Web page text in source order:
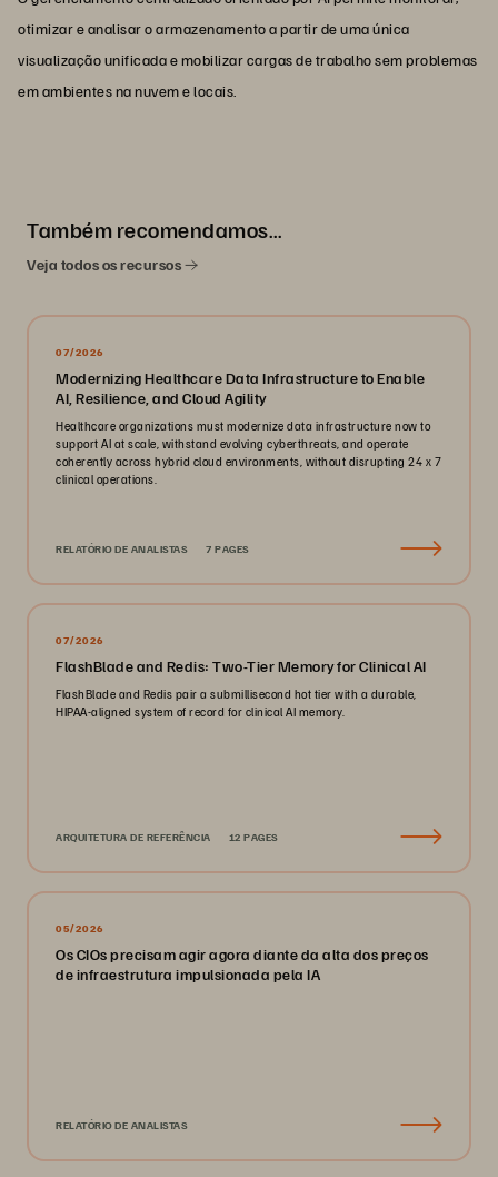
otimizar e analisar o armazenamento a partir de uma única
visualização unificada e mobilizar cargas de trabalho sem problemas
em ambientes na nuvem e locais.
Também recomendamos…
Veja todos os recursos
07/2026
Modernizing Healthcare Data Infrastructure to Enable
AI, Resilience, and Cloud Agility
Healthcare organizations must modernize data infrastructure now to
support AI at scale, withstand evolving cyberthreats, and operate
coherently across hybrid cloud environments, without disrupting 24 x 7
clinical operations.
RELATÓRIO DE ANALISTAS 7 PAGES
07/2026
FlashBlade and Redis: Two-Tier Memory for Clinical AI
FlashBlade and Redis pair a submillisecond hot tier with a durable,
HIPAA-aligned system of record for clinical AI memory.
ARQUITETURA DE REFERÊNCIA 12 PAGES
05/2026
Os CIOs precisam agir agora diante da alta dos preços
de infraestrutura impulsionada pela IA
RELATÓRIO DE ANALISTAS